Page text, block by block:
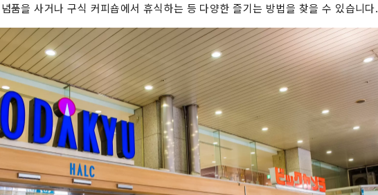
품을 사거나 구식 커피숍에서 휴식하는 등 다양한 즐기는 방법을 찾을 수 있습니다.